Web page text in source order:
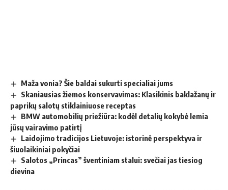
Maža vonia? Šie baldai sukurti specialiai jums
Skaniausias žiemos konservavimas: Klasikinis baklažanų ir
paprikų salotų stiklainiuose receptas
BMW automobilių priežiūra: kodėl detalių kokybė lemia
jūsų vairavimo patirtį
Laidojimo tradicijos Lietuvoje: istorinė perspektyva ir
šiuolaikiniai pokyčiai
Salotos „Princas” šventiniam stalui: svečiai jas tiesiog
dievina